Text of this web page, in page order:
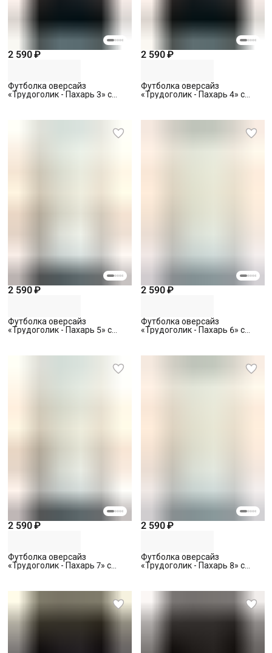
2 590 ₽
Футболка оверсайз
«Трудоголик - Пахарь 3» с
2 590 ₽
Футболка оверсайз
«Трудоголик - Пахарь 4» с
2 590 ₽
Футболка оверсайз
«Трудоголик - Пахарь 5» с
2 590 ₽
Футболка оверсайз
«Трудоголик - Пахарь 6» с
2 590 ₽
Футболка оверсайз
«Трудоголик - Пахарь 7» с
2 590 ₽
Футболка оверсайз
«Трудоголик - Пахарь 8» с